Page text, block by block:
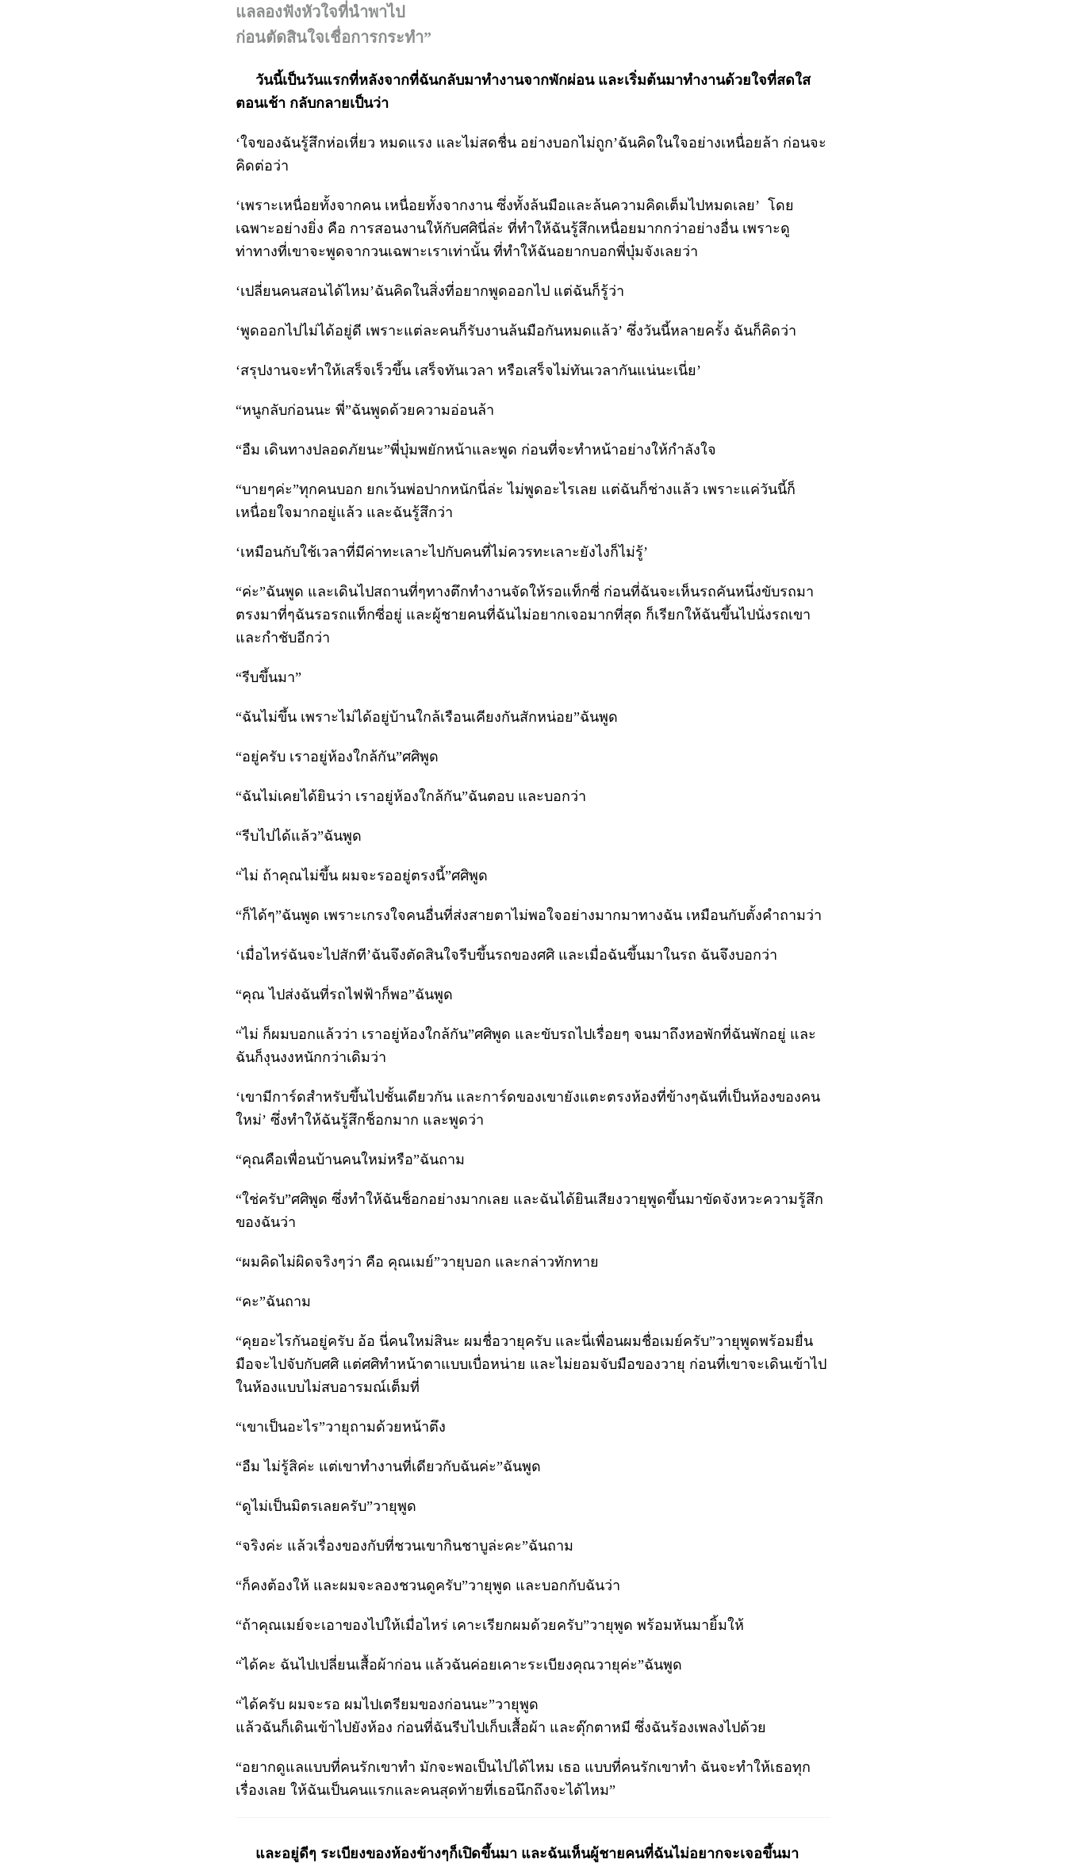
แลลองฟังหัวใจที่นำพาไป
ก่อนตัดสินใจเชื่อการกระทำ”
วันนี้เป็นวันแรกที่หลังจากที่ฉันกลับมาทำงานจากพักผ่อน และเริ่มต้นมาทำงานด้วยใจที่สดใส
ตอนเช้า กลับกลายเป็นว่า
‘ใจของฉันรู้สึกห่อเหี่ยว หมดแรง และไม่สดชื่น อย่างบอกไม่ถูก’ฉันคิดในใจอย่างเหนื่อยล้า ก่อนจะ
คิดต่อว่า
‘เพราะเหนื่อยทั้งจากคน เหนื่อยทั้งจากงาน ซึ่งทั้งล้นมือและล้นความคิดเต็มไปหมดเลย’ โดย
เฉพาะอย่างยิ่ง คือ การสอนงานให้กับศศินี่ล่ะ ที่ทำให้ฉันรู้สึกเหนื่อยมากกว่าอย่างอื่น เพราะดู
ท่าทางที่เขาจะพูดจากวนเฉพาะเราเท่านั้น ที่ทำให้ฉันอยากบอกพี่บุ๋มจังเลยว่า
‘เปลี่ยนคนสอนได้ไหม’ฉันคิดในสิ่งที่อยากพูดออกไป แต่ฉันก็รู้ว่า
‘พูดออกไปไม่ได้อยู่ดี เพราะแต่ละคนก็รับงานล้นมือกันหมดแล้ว’ ซึ่งวันนี้หลายครั้ง ฉันก็คิดว่า
‘สรุปงานจะทำให้เสร็จเร็วขึ้น เสร็จทันเวลา หรือเสร็จไม่ทันเวลากันแน่นะเนี่ย’
“หนูกลับก่อนนะ พี่”ฉันพูดด้วยความอ่อนล้า
“อืม เดินทางปลอดภัยนะ”พี่บุ๋มพยักหน้าและพูด ก่อนที่จะทำหน้าอย่างให้กำลังใจ
“บายๆค่ะ”ทุกคนบอก ยกเว้นพ่อปากหนักนี่ล่ะ ไม่พูดอะไรเลย แต่ฉันก็ช่างแล้ว เพราะแค่วันนี้ก็
เหนื่อยใจมากอยู่แล้ว และฉันรู้สึกว่า
‘เหมือนกับใช้เวลาที่มีค่าทะเลาะไปกับคนที่ไม่ควรทะเลาะยังไงก็ไม่รู้’
“ค่ะ”ฉันพูด และเดินไปสถานที่ๆทางตึกทำงานจัดให้รอแท็กซี่ ก่อนที่ฉันจะเห็นรถคันหนึ่งขับรถมา
ตรงมาที่ๆฉันรอรถแท็กซี่อยู่ และผู้ชายคนที่ฉันไม่อยากเจอมากที่สุด ก็เรียกให้ฉันขึ้นไปนั่งรถเขา
และกำชับอีกว่า
“รีบขึ้นมา”
“ฉันไม่ขึ้น เพราะไม่ได้อยู่บ้านใกล้เรือนเคียงกันสักหน่อย”ฉันพูด
“อยู่ครับ เราอยู่ห้องใกล้กัน”ศศิพูด
“ฉันไม่เคยได้ยินว่า เราอยู่ห้องใกล้กัน”ฉันตอบ และบอกว่า
“รีบไปได้แล้ว”ฉันพูด
“ไม่ ถ้าคุณไม่ขึ้น ผมจะรออยู่ตรงนี้”ศศิพูด
“ก็ได้ๆ”ฉันพูด เพราะเกรงใจคนอื่นที่ส่งสายตาไม่พอใจอย่างมากมาทางฉัน เหมือนกับตั้งคำถามว่า
‘เมื่อไหร่ฉันจะไปสักที’ฉันจึงตัดสินใจรีบขึ้นรถของศศิ และเมื่อฉันขึ้นมาในรถ ฉันจึงบอกว่า
“คุณ ไปส่งฉันที่รถไฟฟ้าก็พอ”ฉันพูด
“ไม่ ก็ผมบอกแล้วว่า เราอยู่ห้องใกล้กัน”ศศิพูด และขับรถไปเรื่อยๆ จนมาถึงหอพักที่ฉันพักอยู่ และ
ฉันก็งุนงงหนักกว่าเดิมว่า
‘เขามีการ์ดสำหรับขึ้นไปชั้นเดียวกัน และการ์ดของเขายังแตะตรงห้องที่ข้างๆฉันที่เป็นห้องของคน
ใหม่’ ซึ่งทำให้ฉันรู้สึกช็อกมาก และพูดว่า
“คุณคือเพื่อนบ้านคนใหม่หรือ”ฉันถาม
“ใช่ครับ”ศศิพูด ซึ่งทำให้ฉันช็อกอย่างมากเลย และฉันได้ยินเสียงวายุพูดขึ้นมาขัดจังหวะความรู้สึก
ของฉันว่า
“ผมคิดไม่ผิดจริงๆว่า คือ คุณเมย์”วายุบอก และกล่าวทักทาย
“คะ”ฉันถาม
“คุยอะไรกันอยู่ครับ อ้อ นี่คนใหม่สินะ ผมชื่อวายุครับ และนี่เพื่อนผมชื่อเมย์ครับ”วายุพูดพร้อมยื่น
มือจะไปจับกับศศิ แต่ศศิทำหน้าตาแบบเบื่อหน่าย และไม่ยอมจับมือของวายุ ก่อนที่เขาจะเดินเข้าไป
ในห้องแบบไม่สบอารมณ์เต็มที่
“เขาเป็นอะไร”วายุถามด้วยหน้าตึง
“อืม ไม่รู้สิค่ะ แต่เขาทำงานที่เดียวกับฉันค่ะ”ฉันพูด
“ดูไม่เป็นมิตรเลยครับ”วายุพูด
“จริงค่ะ แล้วเรื่องของกับที่ชวนเขากินชาบูล่ะคะ”ฉันถาม
“ก็คงต้องให้ และผมจะลองชวนดูครับ”วายุพูด และบอกกับฉันว่า
“ถ้าคุณเมย์จะเอาของไปให้เมื่อไหร่ เคาะเรียกผมด้วยครับ”วายุพูด พร้อมหันมายิ้มให้
“ได้คะ ฉันไปเปลี่ยนเสื้อผ้าก่อน แล้วฉันค่อยเคาะระเบียงคุณวายุค่ะ”ฉันพูด
“ได้ครับ ผมจะรอ ผมไปเตรียมของก่อนนะ”วายุพูด
แล้วฉันก็เดินเข้าไปยังห้อง ก่อนที่ฉันรีบไปเก็บเสื้อผ้า และตุ๊กตาหมี ซึ่งฉันร้องเพลงไปด้วย
“อยากดูแลแบบที่คนรักเขาทำ มักจะพอเป็นไปได้ไหม เธอ แบบที่คนรักเขาทำ ฉันจะทำให้เธอทุก
เรื่องเลย ให้ฉันเป็นคนแรกและคนสุดท้ายที่เธอนึกถึงจะได้ไหม”
และอยู่ดีๆ ระเบียงของห้องข้างๆก็เปิดขึ้นมา และฉันเห็นผู้ชายคนที่ฉันไม่อยากจะเจอขึ้นมา